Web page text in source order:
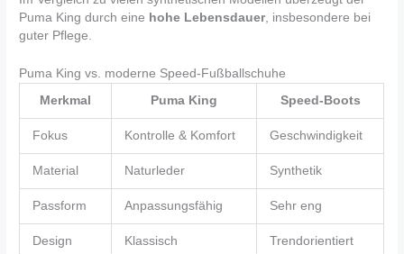
Puma King durch eine hohe Lebensdauer, insbesondere bei
guter Pflege.
Puma King vs. moderne Speed-Fußballschuhe
Merkmal
Puma King Speed-Boots
Fokus Kontrolle & Komfort Geschwindigkeit
Material Naturleder Synthetik
Passform Anpassungsfähig Sehr eng
Design Klassisch Trendorientiert